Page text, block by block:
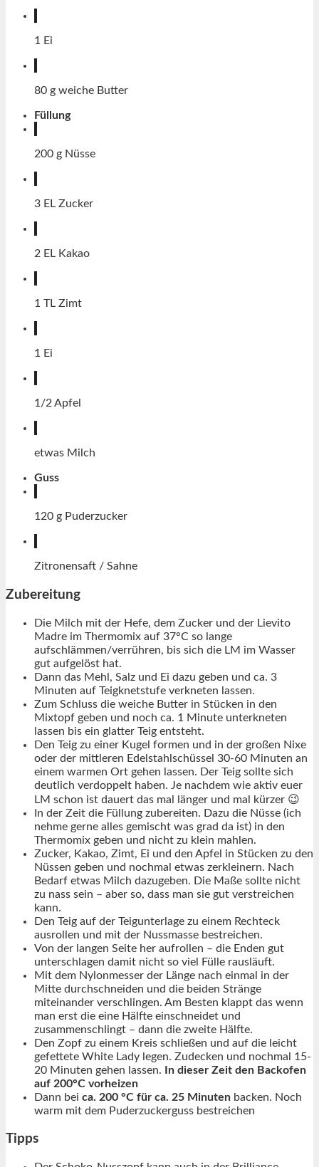
1 Ei
80 g weiche Butter
Füllung
200 g Nüsse
3 EL Zucker
2 EL Kakao
1 TL Zimt
1 Ei
1/2 Apfel
etwas Milch
Guss
120 g Puderzucker
Zitronensaft / Sahne
Zubereitung
Die Milch mit der Hefe, dem Zucker und der Lievito
Madre im Thermomix auf 37°C so lange
aufschlämmen/verrühren, bis sich die LM im Wasser
gut aufgelöst hat.
Dann das Mehl, Salz und Ei dazu geben und ca. 3
Minuten auf Teigknetstufe verkneten lassen.
Zum Schluss die weiche Butter in Stücken in den
Mixtopf geben und noch ca. 1 Minute unterkneten
lassen bis ein glatter Teig entsteht.
Den Teig zu einer Kugel formen und in der großen Nixe
oder der mittleren Edelstahlschüssel 30-60 Minuten an
einem warmen Ort gehen lassen. Der Teig sollte sich
deutlich verdoppelt haben. Je nachdem wie aktiv euer
LM schon ist dauert das mal länger und mal kürzer 😉
In der Zeit die Füllung zubereiten. Dazu die Nüsse (ich
nehme gerne alles gemischt was grad da ist) in den
Thermomix geben und nicht zu klein mahlen.
Zucker, Kakao, Zimt, Ei und den Apfel in Stücken zu den
Nüssen geben und nochmal etwas zerkleinern. Nach
Bedarf etwas Milch dazugeben. Die Maße sollte nicht
zu nass sein – aber so, dass man sie gut verstreichen
kann.
Den Teig auf der Teigunterlage zu einem Rechteck
ausrollen und mit der Nussmasse bestreichen.
Von der langen Seite her aufrollen – die Enden gut
unterschlagen damit nicht so viel Fülle rausläuft.
Mit dem Nylonmesser der Länge nach einmal in der
Mitte durchschneiden und die beiden Stränge
miteinander verschlingen. Am Besten klappt das wenn
man erst die eine Hälfte einschneidet und
zusammenschlingt – dann die zweite Hälfte.
Den Zopf zu einem Kreis schließen und auf die leicht
gefettete White Lady legen. Zudecken und nochmal 15-
20 Minuten gehen lassen.
In dieser Zeit den Backofen
auf 200°C vorheizen
Dann bei ca. 200 °C für ca. 25 Minuten backen. Noch
warm mit dem Puderzuckerguss bestreichen
Tipps